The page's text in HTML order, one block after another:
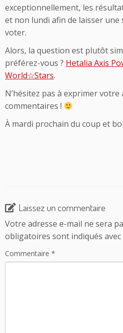
exceptionnellement, les
et non lundi afin de laisser
voter.
Alors, la question est plutôt
préférez-vous ? Hetalia Axis
World☆Stars.
N’hésitez pas à exprimer votre
commentaires !
À mardi prochain du coup et
Laissez un commentaire
Votre adresse e-mail ne sera
obligatoires sont indiqués avec
Commentaire *